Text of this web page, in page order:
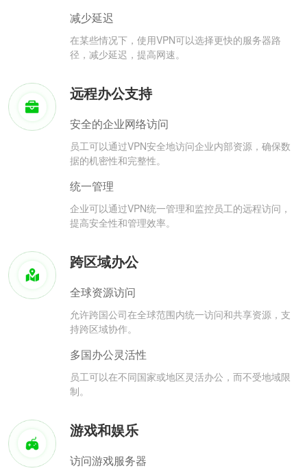
减少延迟
在某些情况下，使用VPN可以选择更快的服务器路
径，减少延迟，提高网速。
远程办公支持
安全的企业网络访问
员工可以通过VPN安全地访问企业内部资源，确保数
据的机密性和完整性。
统一管理
企业可以通过VPN统一管理和监控员工的远程访问，
提高安全性和管理效率。
跨区域办公
全球资源访问
允许跨国公司在全球范围内统一访问和共享资源，支
持跨区域协作。
多国办公灵活性
员工可以在不同国家或地区灵活办公，而不受地域限
制。
游戏和娱乐
访问游戏服务器